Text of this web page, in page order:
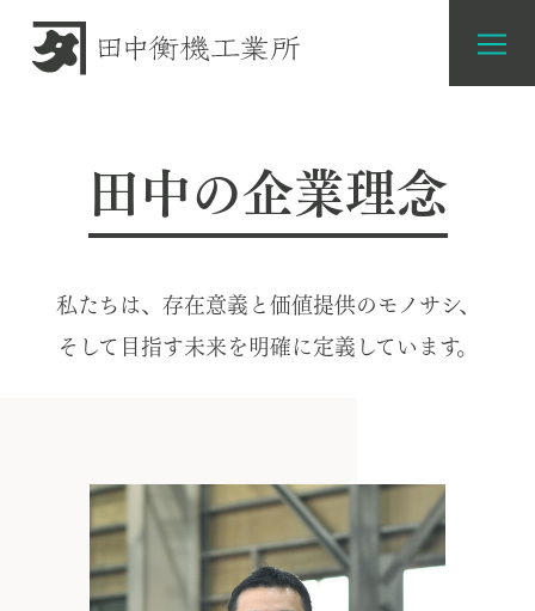
田中の企業理念
私たちは、存在意義と価値提供のモノサシ、
そして目指す未来を明確に定義しています。